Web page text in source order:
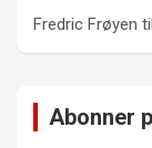
Fredric Frøyen til
Abonner